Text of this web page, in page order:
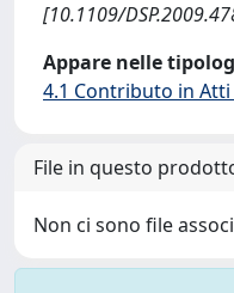
[10.1109/
Appare nelle
4.1 Contributo in
File in questo
Non ci sono file